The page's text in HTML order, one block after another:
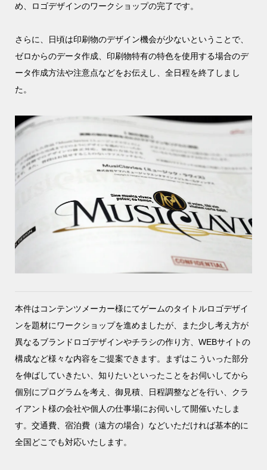
め、ロゴデザインのワークショップの完了です。
さらに、日頃は印刷物のデザイン機会が少ないということで、
ゼロからのデータ作成、印刷物特有の特色を使用する場合のデ
ータ作成方法や注意点などをお伝えし、全日程を終了しまし
た。
本件はコンテンツメーカー様にてゲームのタイトルロゴデザイ
ンを題材にワークショップを進めましたが、また少し考え方が
異なるブランドロゴデザインやチラシの作り方、WEBサイトの
構成など様々な内容をご提案できます。まずはこういった部分
を伸ばしていきたい、知りたいといったことをお伺いしてから
個別にプログラムを考え、御見積、日程調整などを行い、クラ
イアント様の会社や個人の仕事場にお伺いして開催いたしま
す。交通費、宿泊費（遠方の場合）などいただければ基本的に
全国どこでも対応いたします。